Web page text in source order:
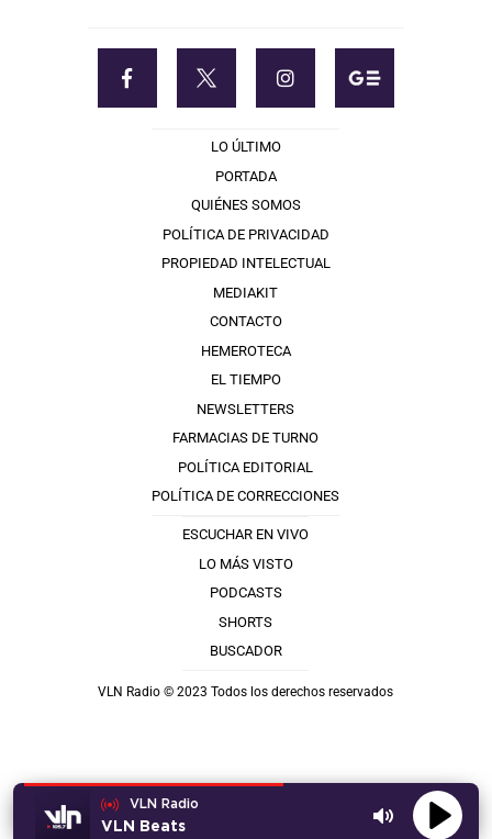
VLN Radio
VLN Beats
LO ÚLTIMO
PORTADA
QUIÉNES SOMOS
POLÍTICA DE PRIVACIDAD
PROPIEDAD INTELECTUAL
MEDIAKIT
CONTACTO
HEMEROTECA
EL TIEMPO
NEWSLETTERS
FARMACIAS DE TURNO
POLÍTICA EDITORIAL
POLÍTICA DE CORRECCIONES
ESCUCHAR EN VIVO
LO MÁS VISTO
PODCASTS
SHORTS
BUSCADOR
VLN Radio © 2023 Todos los derechos reservados